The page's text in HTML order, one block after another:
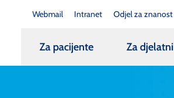
Webmail Intranet Odjel za znanost
Za pacijente Za